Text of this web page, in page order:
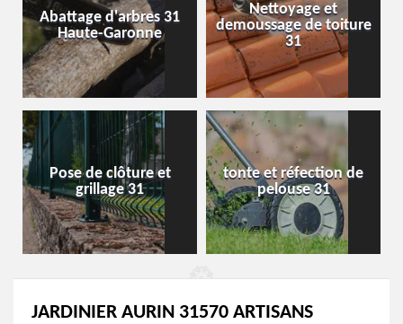
Abattage d'arbres 31
Haute-Garonne
Nettoyage et
demoussage de toiture
31
Pose de clôture et
grillage 31
tonte et réfection de
pelouse 31
JARDINIER AURIN 31570 ARTISANS